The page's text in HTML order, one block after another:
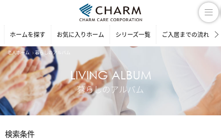
ホームを探す お気に入りホーム シリーズ一覧 ご入居までの流れ
老人ホーム 暮らしのアルバム
LIVING ALBUM
暮らしのアルバム
検索条件